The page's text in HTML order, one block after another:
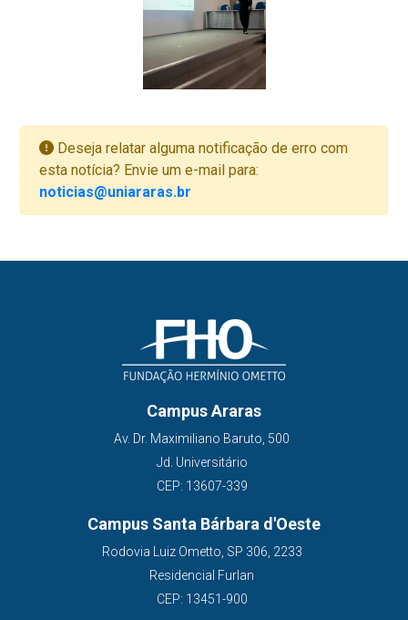
Deseja relatar alguma notificação de erro com
esta notícia? Envie um e-mail para:
noticias@uniararas.br
Campus Araras
Av. Dr. Maximiliano Baruto, 500
Jd. Universitário
CEP: 13607-339
Campus Santa Bárbara d'Oeste
Rodovia Luiz Ometto, SP 306, 2233
Residencial Furlan
CEP: 13451-900